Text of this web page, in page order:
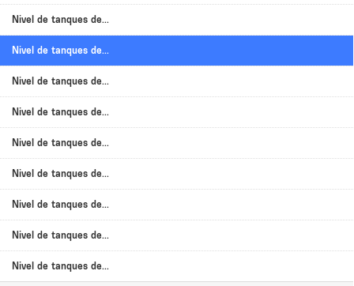
Nivel de tanques de...
Nivel de tanques de...
Nivel de tanques de...
Nivel de tanques de...
Nivel de tanques de...
Nivel de tanques de...
Nivel de tanques de...
Nivel de tanques de...
Nivel de tanques de...